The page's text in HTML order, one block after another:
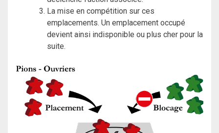
La mise en compétition sur ces
emplacements. Un emplacement occupé
devient ainsi indisponible ou plus cher pour la
suite.